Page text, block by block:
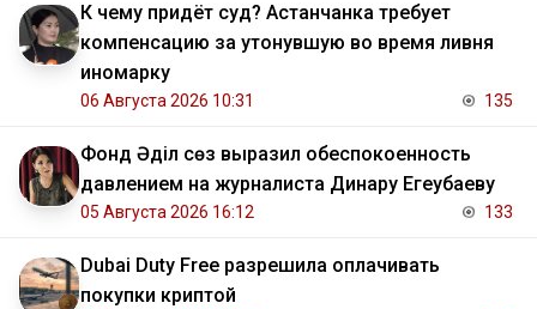
К чему придёт суд? Астанчанка требует
компенсацию за утонувшую во время ливня
иномарку
06 Августа 2026 10:31 135
Фонд Әділ сөз выразил обеспокоенность
давлением на журналиста Динару Егеубаеву
05 Августа 2026 16:12 133
Dubai Duty Free разрешила оплачивать
покупки криптой